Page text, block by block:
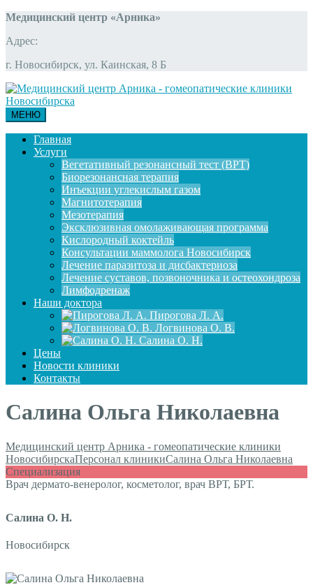
Медицинский центр «Арника»
Адрес:
г. Новосибирск, ул. Каинская, 8 Б
МЕНЮ
Главная
Услуги
Вегетативный резонансный тест (ВРТ)
Биорезонансная терапия
Инъекции углекислым газом
Магнитотерапия
Мезотерапия
Эксклюзивная омолаживающая программа
Кислородный коктейль
Консультации маммолога Новосибирск
Лечение паразитоза и дисбактериоза
Лечение суставов, позвоночника и остеохондроза
Лимфодренаж
Наши доктора
Пирогова Л. А.
Логвинова О. В.
Салина О. Н.
Цены
Новости клиники
Контакты
Салина Ольга Николаевна
Медицинский центр Арника - гомеопатические клиники
НовосибирскаПерсонал клиникиСалина Ольга Николаевна
Специализация
Врач дермато-венеролог, косметолог, врач ВРТ, БРТ.
Салина О. Н.
Новосибирск